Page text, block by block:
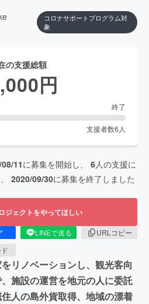
コロナサポートプログラム対
象
の支援総額
円
終了
支援者数6 人
11に募集を開始し、 6人の支援に
2020/09/30に募集を終了しました
ジェクトをやってほしい
LINEで送る
URLコピー
リノベーションし、観光客向
施設の運営を地元の人に委託
人の島外貨取得、地域の漂着